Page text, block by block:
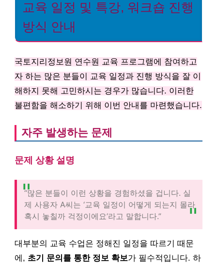
교육 일정 및 특강, 워크숍 진행
방식 안내
국토지리정보원 연수원 교육 프로그램에 참여하고
자 하는 많은 분들이 교육 일정과 진행 방식을 잘 이
해하지 못해 고민하시는 경우가 많습니다. 이러한
불편함을 해소하기 위해 이번 안내를 마련했습니다.
자주 발생하는 문제
문제 상황 설명
“많은 분들이 이런 상황을 경험하셨을 겁니다. 실
제 사용자 A씨는 ‘교육 일정이 어떻게 되는지 몰라
혹시 놓칠까 걱정이에요’라고 말합니다.”
대부분의 교육 수업은 정해진 일정을 따르기 때문
에, 초기 문의를 통한 정보 확보가 필수적입니다. 하